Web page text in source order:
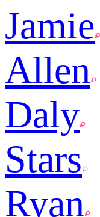
Jamie
Allen
Daly
Stars
Ryan